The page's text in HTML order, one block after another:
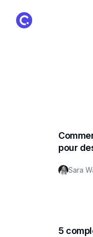
ClassPoint Logo
pour
Sara
5